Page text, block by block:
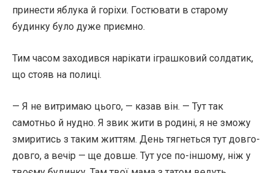
принести яблука й горіхи. Гостювати в старому
будинку було дуже приємно.
Тим часом заходився нарікати іграшковий солдатик,
що стояв на полиці.
— Я не витримаю цього, — казав він. — Тут так
самотньо й нудно. Я звик жити в родині, я не зможу
змиритись з таким життям. День тягнеться тут довго-
довго, а вечір — ще довше. Тут усе по-іншому, ніж у